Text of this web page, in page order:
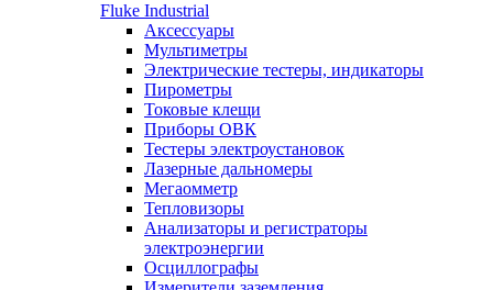
Fluke Industrial
Аксессуары
Мультиметры
Электрические тестеры, индикаторы
Пирометры
Токовые клещи
Приборы ОВК
Тестеры электроустановок
Лазерные дальномеры
Мегаомметр
Тепловизоры
Анализаторы и регистраторы
электроэнергии
Осциллографы